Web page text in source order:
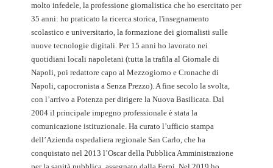
molto infedele, la professione giornalistica che ho esercitato per
35 anni: ho praticato la ricerca storica, l'insegnamento
scolastico e universitario, la formazione dei giornalisti sulle
nuove tecnologie digitali. Per 15 anni ho lavorato nei
quotidiani locali napoletani (tutta la trafila al Giornale di
Napoli, poi redattore capo al Mezzogiorno e Cronache di
Napoli, capocronista a Senza Prezzo). A fine secolo la svolta,
con l’arrivo a Potenza per dirigere la Nuova Basilicata. Dal
2004 il principale impegno professionale è stata la
comunicazione istituzionale. Ha curato l’ufficio stampa
dell’Azienda ospedaliera regionale San Carlo, che ha
conquistato nel 2013 l’Oscar della Pubblica Amministrazione